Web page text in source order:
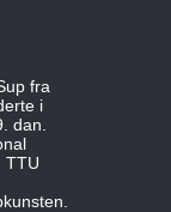
fra
i
dan.
TTU